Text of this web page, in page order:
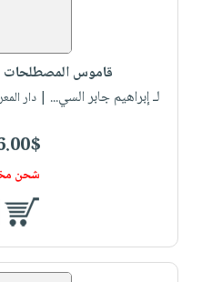
قاموس المصطلحات
لـ إبراهيم جابر السي... | دار
شحن